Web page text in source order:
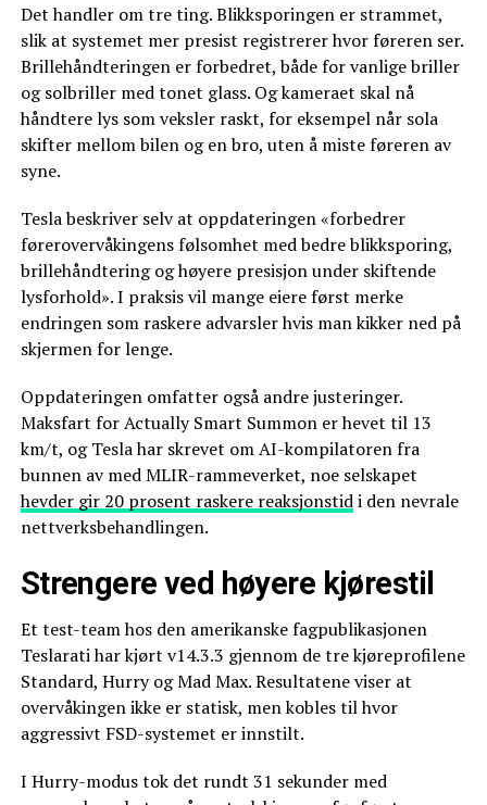
Det handler om tre ting. Blikksporingen er strammet,
slik at systemet mer presist registrerer hvor føreren ser.
Brillehåndteringen er forbedret, både for vanlige briller
og solbriller med tonet glass. Og kameraet skal nå
håndtere lys som veksler raskt, for eksempel når sola
skifter mellom bilen og en bro, uten å miste føreren av
syne.
Tesla beskriver selv at oppdateringen «forbedrer
førerovervåkingens følsomhet med bedre blikksporing,
brillehåndtering og høyere presisjon under skiftende
lysforhold». I praksis vil mange eiere først merke
endringen som raskere advarsler hvis man kikker ned på
skjermen for lenge.
Oppdateringen omfatter også andre justeringer.
Maksfart for Actually Smart Summon er hevet til 13
km/t, og Tesla har skrevet om AI-kompilatoren fra
bunnen av med MLIR-rammeverket, noe selskapet
hevder gir 20 prosent raskere reaksjonstidi den nevrale
nettverksbehandlingen.
Strengere ved høyere kjørestil
Et test-team hos den amerikanske fagpublikasjonen
Teslarati har kjørt v14.3.3 gjennom de tre kjøreprofilene
Standard, Hurry og Mad Max. Resultatene viser at
overvåkingen ikke er statisk, men kobles til hvor
aggressivt FSD-systemet er innstilt.
I Hurry-modus tok det rundt 31 sekunder med